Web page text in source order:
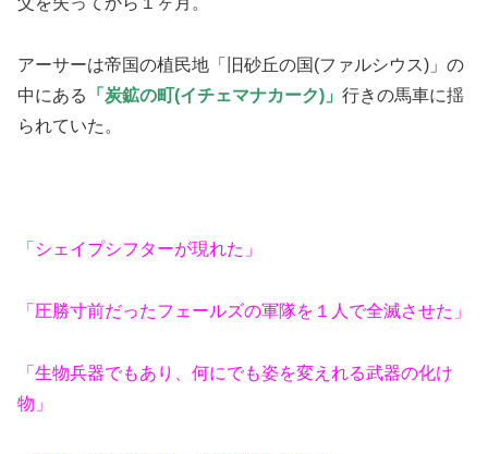
アーサーは帝国の植民地「旧砂丘の国(ファルシウス)」の
中にある
「炭鉱の町(イチェマナカーク)」 行きの馬車に揺
られていた。
「シェイプシフターが現れた」
「圧勝寸前だったフェールズの軍隊を１人で全滅させた」
「生物兵器でもあり、何にでも姿を変えれる武器の化け
物」